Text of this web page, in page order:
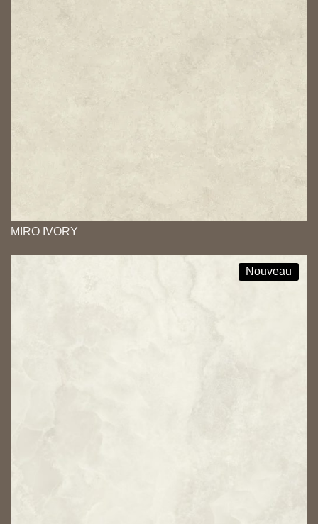
MIRO IVORY
Nouveau